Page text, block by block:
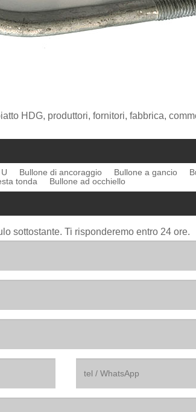
HDG, produttori, fornitori, fabbrica,
Bullone di ancoraggio Bullone a gancio
tonda Bullone ad occhiello
sottostante. Ti risponderemo entro 24 ore.